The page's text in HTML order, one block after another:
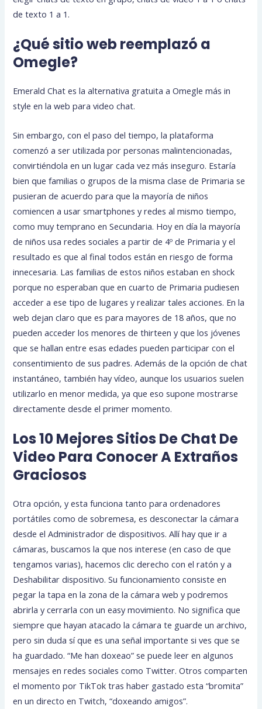
de texto 1 a 1.
¿Qué sitio web reemplazó a
Omegle?
Emerald Chat es la alternativa gratuita a Omegle más in
style en la web para video chat.
Sin embargo, con el paso del tiempo, la plataforma
comenzó a ser utilizada por personas malintencionadas,
convirtiéndola en un lugar cada vez más inseguro. Estaría
bien que familias o grupos de la misma clase de Primaria se
pusieran de acuerdo para que la mayoría de niños
comiencen a usar smartphones y redes al mismo tiempo,
como muy temprano en Secundaria. Hoy en día la mayoría
de niños usa redes sociales a partir de 4º de Primaria y el
resultado es que al final todos están en riesgo de forma
innecesaria. Las familias de estos niños estaban en shock
porque no esperaban que en cuarto de Primaria pudiesen
acceder a ese tipo de lugares y realizar tales acciones. En la
web dejan claro que es para mayores de 18 años, que no
pueden acceder los menores de thirteen y que los jóvenes
que se hallan entre esas edades pueden participar con el
consentimiento de sus padres. Además de la opción de chat
instantáneo, también hay vídeo, aunque los usuarios suelen
utilizarlo en menor medida, ya que eso supone mostrarse
directamente desde el primer momento.
Los 10 Mejores Sitios De Chat De
Video Para Conocer A Extraños
Graciosos
Otra opción, y esta funciona tanto para ordenadores
portátiles como de sobremesa, es desconectar la cámara
desde el Administrador de dispositivos. Allí hay que ir a
cámaras, buscamos la que nos interese (en caso de que
tengamos varias), hacemos clic derecho con el ratón y a
Deshabilitar dispositivo. Su funcionamiento consiste en
pegar la tapa en la zona de la cámara web y podremos
abrirla y cerrarla con un easy movimiento. No significa que
siempre que hayan atacado la cámara te guarde un archivo,
pero sin duda sí que es una señal importante si ves que se
ha guardado. “Me han doxeao” se puede leer en algunos
mensajes en redes sociales como Twitter. Otros comparten
el momento por TikTok tras haber gastado esta “bromita”
en un directo en Twitch, “doxeando amigos”.